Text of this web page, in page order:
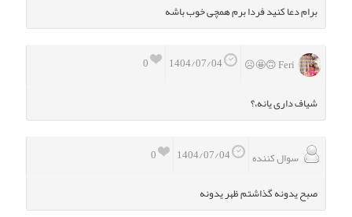
برام دعا کنید فردا برم همچی خوب باشه
0
Feri 🙃🤩☹️
شیاف داری یانه،؟
0
سوال کننده
صبح یدونه گذاشتم ظهر یدونه